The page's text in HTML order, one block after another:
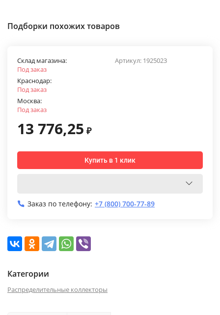
Подборки похожих товаров
Артикул: 1925023
Склад магазина:
Под заказ
Краснодар:
Под заказ
Москва:
Под заказ
13 776,25 ₽
Купить в 1 клик
Заказ по телефону: +7 (800) 700-77-89
Категории
Распределительные коллекторы